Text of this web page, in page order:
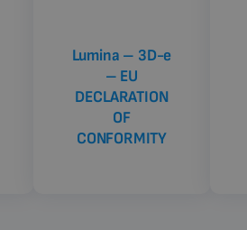
Lumina – 3D-e
– EU
DECLARATION
OF
CONFORMITY